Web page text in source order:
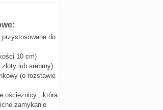
przystosowane do
10 cm)
lub srebrny)
(o rozstawie
ościeżnicy , która
zamykanie